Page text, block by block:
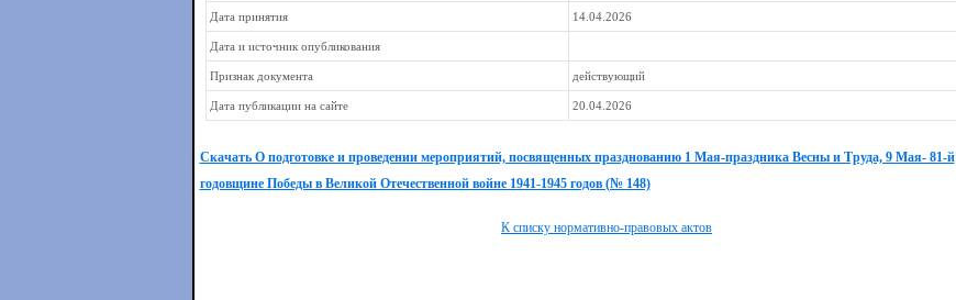
Дата принятия 14.04.2026
Дата и источник опубликования
Признак документа действующий
Дата публикации на сайте 20.04.2026
Скачать О подготовке и проведении мероприятий, посвященных празднованию 1 Мая-праздника Весны и Труда, 9 Мая- 81-й
годовщине Победы в Великой Отечественной войне 1941-1945 годов (№ 148)
К списку нормативно-правовых актов